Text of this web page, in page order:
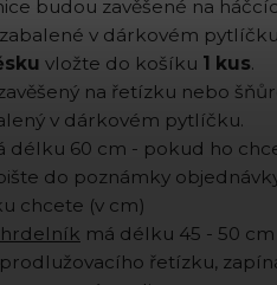
budou zavěšené na
v dárkovém
vložte do košíku 1 kus.
na řetízku nebo
v dárkovém pytlíčku.
délku 60 cm - pokud ho
do poznámky
chcete (v cm)
má délku 45 - 50
řetízku,